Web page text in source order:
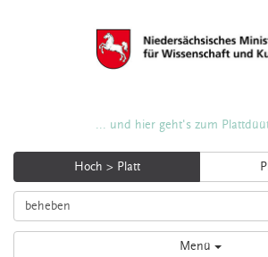
... und hier geht's zum
Hoch > Platt
Menü